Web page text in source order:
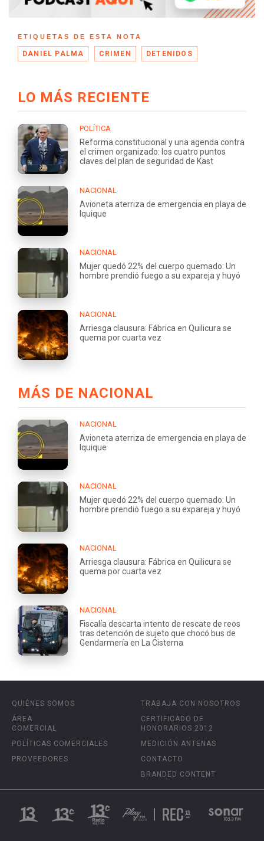
ETIQUETAS DE ESTA NOTA
DANIEL PALMA CRIMEN DETENIDOS
LO MÁS RECIENTE
POLÍTICA
Reforma constitucional y una agenda contra
el crimen organizado: los cuatro puntos
claves del plan de seguridad de Kast
NACIONAL
Avioneta aterriza de emergencia en playa de
Iquique
NACIONAL
Mujer quedó 22% del cuerpo quemado: Un
hombre prendió fuego a su expareja y huyó
NACIONAL
Arriesga clausura: Fábrica en Quilicura se
quema por cuarta vez
MÁS DE NACIONAL
NACIONAL
Avioneta aterriza de emergencia en playa de
Iquique
NACIONAL
Mujer quedó 22% del cuerpo quemado: Un
hombre prendió fuego a su expareja y huyó
NACIONAL
Arriesga clausura: Fábrica en Quilicura se
quema por cuarta vez
NACIONAL
Fiscalía descarta intento de rescate de reos
tras detención de sujeto que chocó bus de
Gendarmería en La Cisterna
QUIÉNES SOMOS
ÁREA
COMERCIAL
POLÍTICAS COMERCIALES
PROVEEDORES
TRABAJA CON NOSOTROS
CERTIFICADO DE
HONORARIOS 2012
MEDICIÓN ANTENAS
CONTACTO
BRANDED CONTENT